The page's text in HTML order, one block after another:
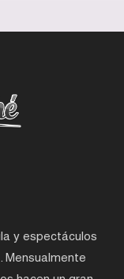
y espectáculos
Mensualmente